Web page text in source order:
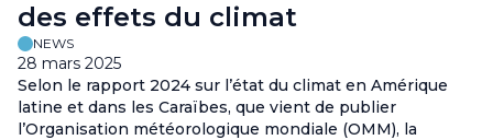
des effets du climat
NEWS
28 mars 2025
Selon le rapport 2024 sur l’état du climat en Amérique
latine et dans les Caraïbes, que vient de publier
l’Organisation météorologique mondiale (OMM), la